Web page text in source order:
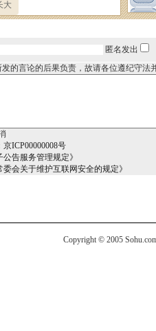
匿名发出
的言论的后果负责，故请各位遵纪守法
ICP00000008号
告服务管理规定》
会关于维护互联网安全的规定》
Copyright © 2005